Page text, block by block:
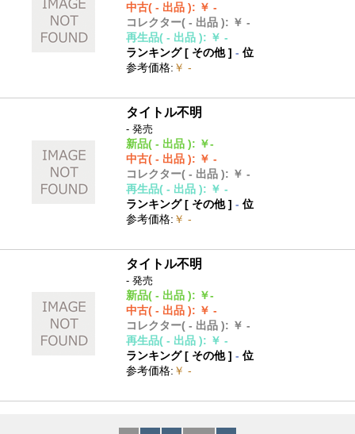
中古( - 出品 ): ￥ -
コレクター( - 出品 ): ￥ -
再生品( - 出品 ): ￥ -
ランキング [ その他]- 位
参考価格: ￥ -
タイトル不明
- 発売
新品( - 出品 ): ￥-
中古( - 出品 ): ￥ -
コレクター( - 出品 ): ￥ -
再生品( - 出品 ): ￥ -
ランキング [ その他]- 位
参考価格: ￥ -
タイトル不明
- 発売
新品( - 出品 ): ￥-
中古( - 出品 ): ￥ -
コレクター( - 出品 ): ￥ -
再生品( - 出品 ): ￥ -
ランキング [ その他]- 位
参考価格: ￥ -